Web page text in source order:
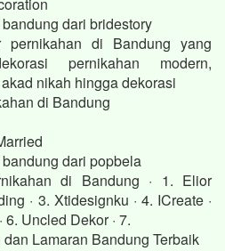
dari bridestory
pernikahan di Bandung yang
pernikahan modern,
nikah hingga dekorasi
di Bandung
dari popbela
di Bandung · 1. Elior
· 3. Xtidesignku · 4. ICreate ·
Uncled Dekor · 7.
Lamaran Bandung Terbaik